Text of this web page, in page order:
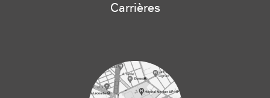
Carrières